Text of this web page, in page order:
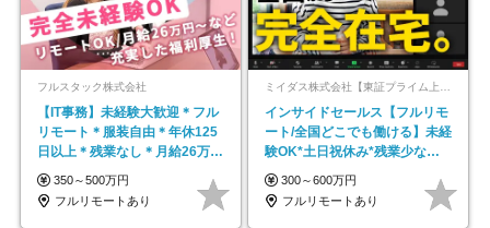
フルスタック株式会社
【IT事務】未経験大歓迎＊フル
リモート＊服装自由＊年休125
日以上＊残業なし＊月給26万円
以上
350～500万円
フルリモートあり
ミイダス株式会社【東証プライム上場パーソルグループ】
インサイドセールス【フルリモ
ート/全国どこでも働ける】未経
験OK*土日祝休み*残業少なめ*
在宅勤務手当あり
300～600万円
フルリモートあり